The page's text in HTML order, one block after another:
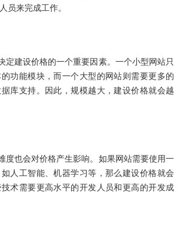
员来完成工作。
建设价格的一个重要因素。一个小型网站只
功能模块，而一个大型的网站则需要更多的
库支持。因此，规模越大，建设价格就会越
度也会对价格产生影响。如果网站需要使用一
人工智能、机器学习等，那么建设价格就会
术需要更高水平的开发人员和更高的开发成